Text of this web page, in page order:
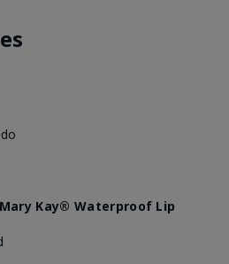
Kay® Waterproof Lip